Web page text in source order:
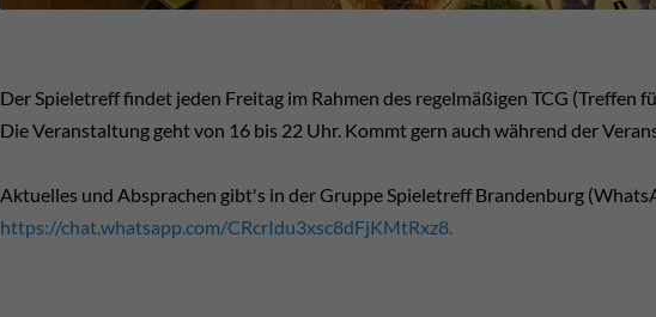
Der Spieletreff findet jeden Freitag im Rahmen des regelmäßigen TCG (Treffen
Die Veranstaltung geht von 16 bis 22 Uhr. Kommt gern auch während der
Aktuelles und Absprachen gibt's in der Gruppe Spieletreff Brandenburg
https://chat.whatsapp.com/CRcrIdu3xsc8dFjKMtRxz8.